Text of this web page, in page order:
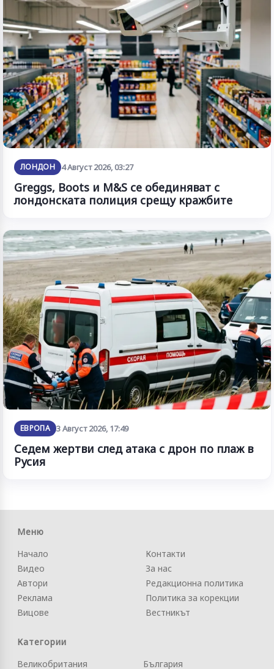
ЛОНДОН 4 Август 2026, 03:27
Greggs, Boots и M&S се обединяват с
лондонската полиция срещу кражбите
ЕВРОПА 3 Август 2026, 17:49
Седем жертви след атака с дрон по плаж в
Русия
Меню
Начало
Видео
Автори
Реклама
Вицове
Контакти
За нас
Редакционна политика
Политика за корекции
Вестникът
Категории
Великобритания
България